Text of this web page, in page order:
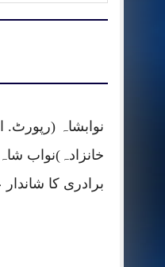
نوابشاہ (رپورٹ.
خانزادہ)نواب
برادری کا